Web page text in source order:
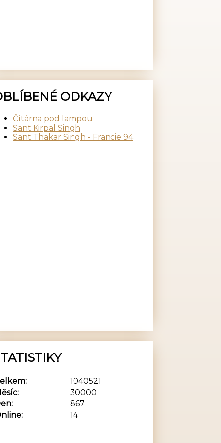
ODKAZY
Čítárna pod lampou
Sant Kirpal Singh
Sant Thakar Singh - Francie 94
14
1040521
30000
867